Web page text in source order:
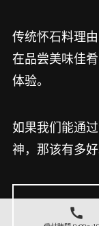
传统怀石料理
在品尝美味佳
体验。
如果我们能通
神，那该有多好